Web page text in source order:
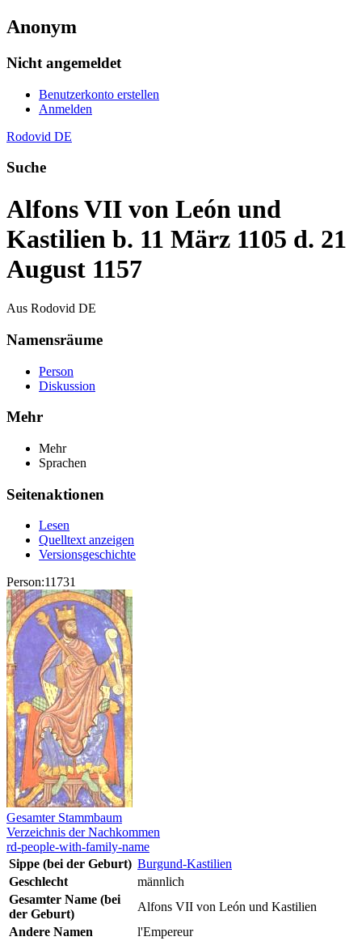
Anonym
Nicht angemeldet
Benutzerkonto erstellen
Anmelden
Rodovid DE
Suche
Alfons VII von León und
Kastilien b. 11 März 1105 d. 21
August 1157
Aus Rodovid DE
Namensräume
Person
Diskussion
Mehr
Mehr
Sprachen
Seitenaktionen
Lesen
Quelltext anzeigen
Versionsgeschichte
Person:11731
Gesamter Stammbaum
Verzeichnis der Nachkommen
rd-people-with-family-name
Sippe (bei der Geburt) Burgund-Kastilien
Geschlecht
männlich
Gesamter Name (bei
der Geburt)
Alfons VII von León und Kastilien
Andere Namen
l'Empereur